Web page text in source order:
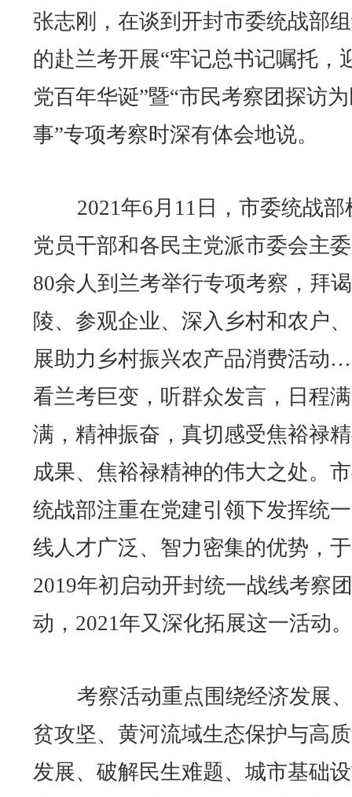
张志刚，在谈到开封市委统战部
的赴兰考开展“牢记总书记嘱托，
党百年华诞”暨“市民考察团探访
事”专项考察时深有体会地说。
2021年6月11日，市委统战部
党员干部和各民主党派市委会主
80余人到兰考举行专项考察，拜
陵、参观企业、深入乡村和农户
展助力乡村振兴农产品消费活
看兰考巨变，听群众发言，日程满
满，精神振奋，真切感受焦裕禄
成果、焦裕禄精神的伟大之处。
统战部注重在党建引领下发挥统
线人才广泛、智力密集的优势，于
2019年初启动开封统一战线考察
动，2021年又深化拓展这一活动。
考察活动重点围绕经济发展
贫攻坚、黄河流域生态保护与高
发展、破解民生难题、城市基础